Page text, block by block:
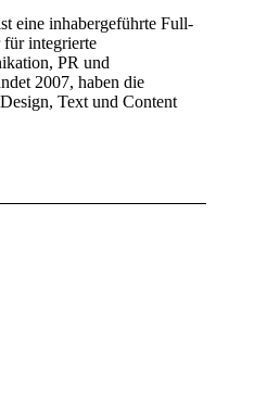
eine inhabergeführte Full‐
für integrierte
PR und
2007, haben die
Text und Content